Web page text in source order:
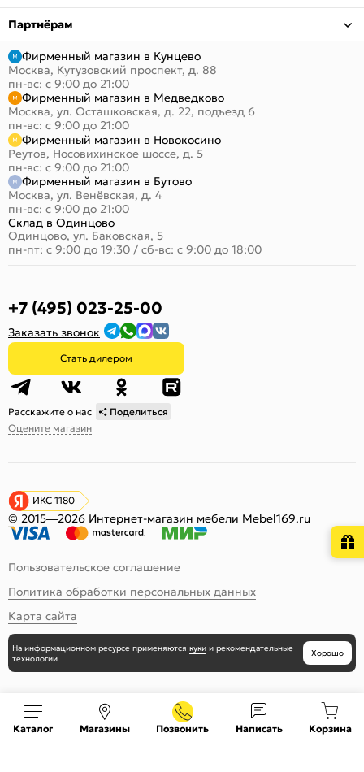
Партнёрам
Фирменный магазин в Кунцево
Москва, Кутузовский проспект, д. 88
пн-вс: с 9:00 до 21:00
Фирменный магазин в Медведково
Москва, ул. Осташковская, д. 22, подъезд 6
пн-вс: с 9:00 до 21:00
Фирменный магазин в Новокосино
Реутов, Носовихинское шоссе, д. 5
пн-вс: с 9:00 до 21:00
Фирменный магазин в Бутово
Москва, ул. Венёвская, д. 4
пн-вс: с 9:00 до 21:00
Склад в Одинцово
Одинцово, ул. Баковская, 5
пн-пт: с 9:00 до 19:30 / сб-вс: с 9:00 до 18:00
+7 (495) 023-25-00
Заказать звонок
Стать дилером
Расскажите о нас
Поделиться
Оцените магазин
ИКС 1180
© 2015—2026 Интернет-магазин мебели Mebel169.ru
Пользовательское соглашение
Политика обработки персональных данных
Карта сайта
Каталог Магазины Позвонить Написать Корзина
На информационном ресурсе применяются куки и рекомендательные
технологии
Хорошо